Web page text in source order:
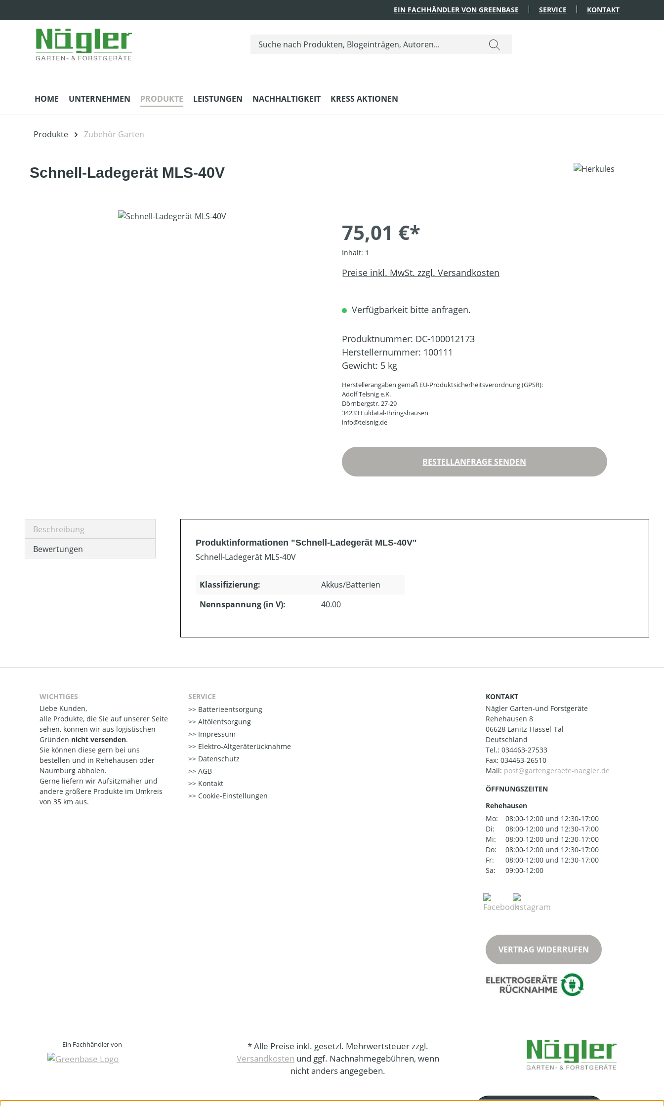
EIN FACHHÄNDLER VON GREENBASE SERVICE KONTAKT
HOME UNTERNEHMEN PRODUKTE LEISTUNGEN NACHHALTIGKEIT KRESS AKTIONEN
Produkte Zubehör Garten
Schnell-Ladegerät MLS-40V
Bildergalerie überspringen
75,01 €*
Inhalt: 1
Preise inkl. MwSt. zzgl. Versandkosten
Verfügbarkeit bitte anfragen.
Produktnummer: DC-100012173
Herstellernummer: 100111
Gewicht: 5 kg
Herstellerangaben gemäß EU-Produktsicherheitsverordnung (GPSR):
Adolf Telsnig e.K.
Dörnbergstr. 27-29
34233 Fuldatal-Ihringshausen
info@telsnig.de
BESTELLANFRAGE SENDEN
Beschreibung
Bewertungen
Produktinformationen "Schnell-Ladegerät MLS-40V"
Schnell-Ladegerät MLS-40V
Klassifizierung:
Akkus/Batterien
Nennspannung (in V):
40.00
WICHTIGES
Liebe Kunden,
alle Produkte, die Sie auf unserer Seite
sehen, können wir aus logistischen
Gründen nicht versenden.
Sie können diese gern bei uns
bestellen und in Rehehausen oder
Naumburg abholen.
Gerne liefern wir Aufsitzmäher und
andere größere Produkte im Umkreis
von 35 km aus.
SERVICE
Batterieentsorgung
Altölentsorgung
Impressum
Elektro-Altgeräterücknahme
Datenschutz
AGB
Kontakt
Cookie-Einstellungen
KONTAKT
Nägler Garten-und Forstgeräte
Rehehausen 8
06628 Lanitz-Hassel-Tal
Deutschland
Tel.: 034463-27533
Fax: 034463-26510
Mail:
ÖFFNUNGSZEITEN
Rehehausen
Mo:
08:00-12:00 und 12:30-17:00
Di:
08:00-12:00 und 12:30-17:00
Mi:
08:00-12:00 und 12:30-17:00
Do:
08:00-12:00 und 12:30-17:00
Fr:
08:00-12:00 und 12:30-17:00
Sa:
09:00-12:00
VERTRAG WIDERRUFEN
Ein Fachhändler von
* Alle Preise inkl. gesetzl. Mehrwertsteuer zzgl.
Versandkosten und ggf. Nachnahmegebühren, wenn
nicht anders angegeben.